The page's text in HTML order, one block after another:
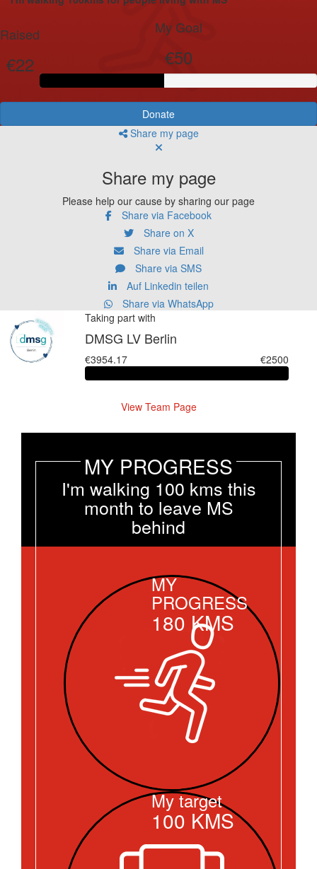
Raised
€22
My Goal
€50
Donate
Share my page
Share my page
Please help our cause by sharing our page
Share via Facebook
Share on X
Share via Email
Share via SMS
Auf Linkedin teilen
Share via WhatsApp
Taking part with
DMSG LV Berlin
€3954.17 €2500
View Team Page
MY PROGRESS
I'm walking 100 kms this
month to leave MS
behind
MY
PROGRESS
180 KMS
My target
100 KMS